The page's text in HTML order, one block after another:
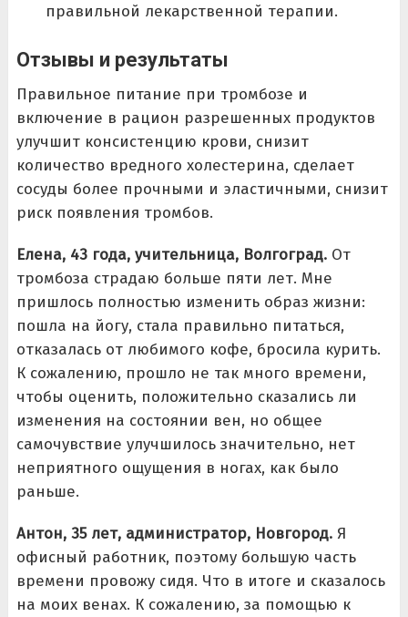
правильной лекарственной терапии.
Отзывы и результаты
Правильное питание при тромбозе и
включение в рацион разрешенных продуктов
улучшит консистенцию крови, снизит
количество вредного холестерина, сделает
сосуды более прочными и эластичными, снизит
риск появления тромбов.
Елена, 43 года, учительница, Волгоград. От
тромбоза страдаю больше пяти лет. Мне
пришлось полностью изменить образ жизни:
пошла на йогу, стала правильно питаться,
отказалась от любимого кофе, бросила курить.
К сожалению, прошло не так много времени,
чтобы оценить, положительно сказались ли
изменения на состоянии вен, но общее
самочувствие улучшилось значительно, нет
неприятного ощущения в ногах, как было
раньше.
Антон, 35 лет, администратор, Новгород. Я
офисный работник, поэтому большую часть
времени провожу сидя. Что в итоге и сказалось
на моих венах. К сожалению, за помощью к